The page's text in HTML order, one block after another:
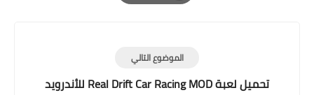
Print
الموضوع التالي
تحميل لعبة Real Drift Car Racing MOD للأندرويد